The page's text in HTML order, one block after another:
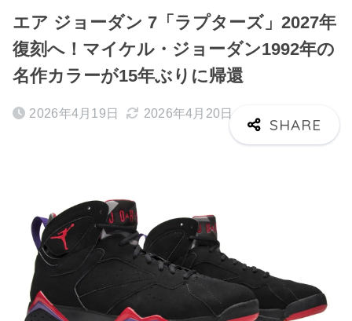
エア ジョーダン 7「ラプターズ」2027年
復刻へ！マイケル・ジョーダン1992年の
名作カラーが15年ぶりに帰還
2026年4月19日 2026年4月20日